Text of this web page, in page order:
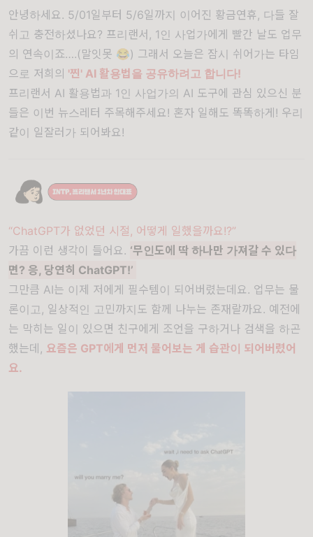
안녕하세요. 5/01일부터 5/6일까지 이어진 황금연휴, 다들 잘
쉬고 충전하셨나요? 프리랜서, 1인 사업가에게 빨간 날도 업무
의 연속이죠….(말잇못 😂) 그래서 오늘은 잠시 쉬어가는 타임
으로 저희의 '찐' AI 활용법 을 공유하려고 합니다!
프리랜서 AI 활용법과 1인 사업가의 AI 도구에 관심 있으신 분
들은 이번 뉴스레터 주목해주세요! 혼자 일해도 똑똑하게! 우리
같이 일잘러가 되어봐요!
“ChatGPT가 없었던 시절, 어떻게 일했을까요!?”
가끔 이런 생각이 들어요. ‘무인도에 딱 하나만 가져갈 수 있다
면? 응, 당연히 ChatGPT!’
그만큼 AI는 이제 저에게 필수템이 되어버렸는데요. 업무는 물
론이고, 일상적인 고민까지도 함께 나누는 존재랄까요. 예전에
는 막히는 일이 있으면 친구에게 조언을 구하거나 검색을 하곤
했는데, 요즘은 GPT에게 먼저 물어보는 게 습관이 되어버렸어
요.